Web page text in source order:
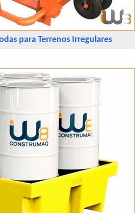
para Terrenos Irregulares